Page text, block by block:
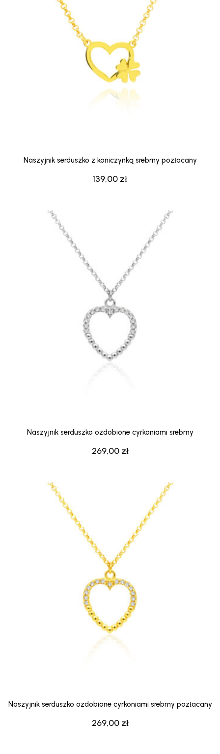
139,00 zł
Naszyjnik serduszko z koniczynką srebrny pozłacany
269,00 zł
Naszyjnik serduszko ozdobione cyrkoniami srebrny
269,00 zł
Naszyjnik serduszko ozdobione cyrkoniami srebrny pozłacany